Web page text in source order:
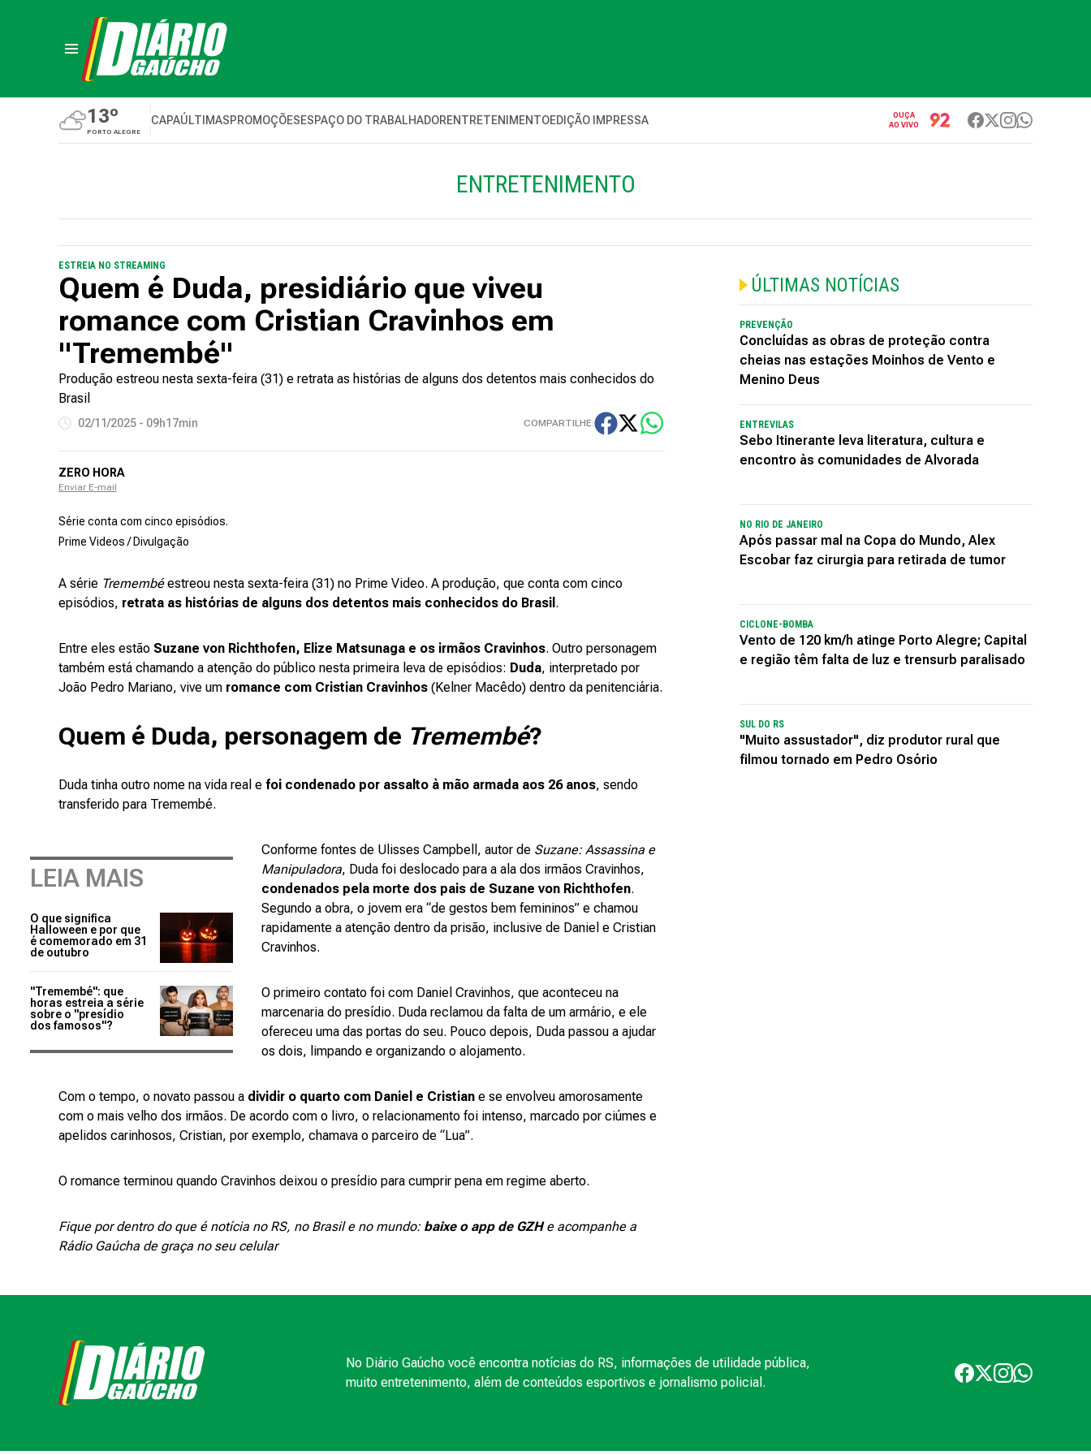
13º
PORTO ALEGRE
CAPAÚLTIMASPROMOÇÕESESPAÇO DO TRABALHADORENTRETENIMENTOEDIÇÃO IMPRESSA
OUÇA
AO VIVO
ENTRETENIMENTO
ESTREIA NO STREAMING
Quem é Duda, presidiário que viveu
romance com Cristian Cravinhos em
"Tremembé"
Produção estreou nesta sexta-feira (31) e retrata as histórias de alguns dos detentos mais conhecidos do
Brasil
02/11/2025 - 09h17min COMPARTILHE:
ZERO HORA
Enviar E-mail
Série conta com cinco episódios.
Prime Videos / Divulgação
A série Tremembéestreou nesta sexta-feira (31) no Prime Video. A produção, que conta com cinco
episódios, retrata as histórias de alguns dos detentos mais conhecidos do Brasil .
Entre eles estão Suzane von Richthofen, Elize Matsunaga e os irmãos Cravinhos. Outro personagem
também está chamando a atenção do público nesta primeira leva de episódios: Duda, interpretado por
João Pedro Mariano, vive um romance com Cristian Cravinhos (Kelner Macêdo) dentro da penitenciária.
Quem é Duda, personagem de Tremembé?
Duda tinha outro nome na vida real e foi condenado por assalto à mão armada aos 26 anos, sendo
transferido para Tremembé.
LEIA MAIS
O que significa
Halloween e por que
é comemorado em 31
de outubro
"Tremembé": que
horas estreia a série
sobre o "presídio
dos famosos"?
Conforme fontes de Ulisses Campbell, autor de Suzane: Assassina e
Manipuladora, Duda foi deslocado para a ala dos irmãos Cravinhos,
condenados pela morte dos pais de Suzane von Richthofen.
Segundo a obra, o jovem era “de gestos bem femininos” e chamou
rapidamente a atenção dentro da prisão, inclusive de Daniel e Cristian
Cravinhos.
O primeiro contato foi com Daniel Cravinhos, que aconteceu na
marcenaria do presídio. Duda reclamou da falta de um armário, e ele
ofereceu uma das portas do seu. Pouco depois, Duda passou a ajudar
os dois, limpando e organizando o alojamento.
Com o tempo, o novato passou a dividir o quarto com Daniel e Cristian e se envolveu amorosamente
com o mais velho dos irmãos. De acordo com o livro, o relacionamento foi intenso, marcado por ciúmes e
apelidos carinhosos, Cristian, por exemplo, chamava o parceiro de “Lua”.
O romance terminou quando Cravinhos deixou o presídio para cumprir pena em regime aberto.
Fique por dentro do que é notícia no RS, no Brasil e no mundo: baixe o app de GZHe acompanhe a
Rádio Gaúcha de graça no seu celular
ÚLTIMAS NOTÍCIAS
PREVENÇÃO
Concluídas as obras de proteção contra
cheias nas estações Moinhos de Vento e
Menino Deus
ENTREVILAS
Sebo Itinerante leva literatura, cultura e
encontro às comunidades de Alvorada
NO RIO DE JANEIRO
Após passar mal na Copa do Mundo, Alex
Escobar faz cirurgia para retirada de tumor
CICLONE-BOMBA
Vento de 120 km/h atinge Porto Alegre; Capital
e região têm falta de luz e trensurb paralisado
SUL DO RS
"Muito assustador", diz produtor rural que
filmou tornado em Pedro Osório
No Diário Gaúcho você encontra notícias do RS, informações de utilidade pública,
muito entretenimento, além de conteúdos esportivos e jornalismo policial.